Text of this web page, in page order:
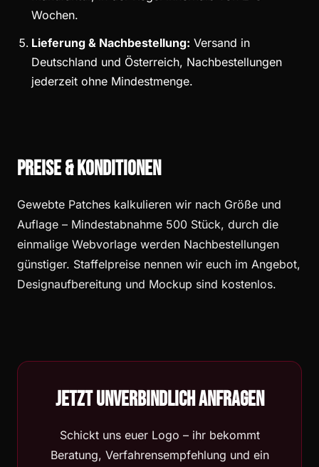
Wochen.
Lieferung & Nachbestellung: Versand in
Deutschland und Österreich, Nachbestellungen
jederzeit ohne Mindestmenge.
Preise & Konditionen
Gewebte Patches kalkulieren wir nach Größe und
Auflage – Mindestabnahme 500 Stück, durch die
einmalige Webvorlage werden Nachbestellungen
günstiger. Staffelpreise nennen wir euch im Angebot,
Designaufbereitung und Mockup sind kostenlos.
Jetzt unverbindlich anfragen
Schickt uns euer Logo – ihr bekommt
Beratung, Verfahrensempfehlung und ein